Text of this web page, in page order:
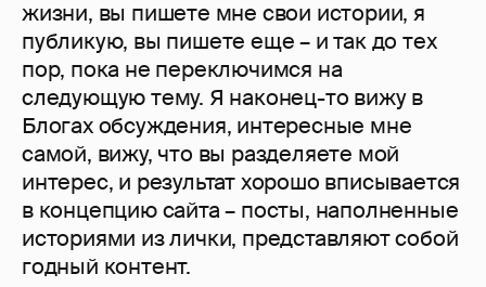
жизни, вы пишете мне свои истории, я
публикую, вы пишете еще – и так до тех
пор, пока не переключимся на
следующую тему. Я наконец-то вижу в
Блогах обсуждения, интересные мне
самой, вижу, что вы разделяете мой
интерес, и результат хорошо вписывается
в концепцию сайта – посты, наполненные
историями из лички, представляют собой
годный контент.